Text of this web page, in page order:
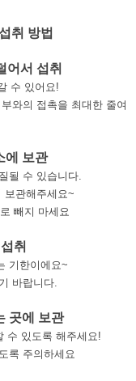
취 방법
어서 섭취
수 있어요!
와의 접촉을 최대한 줄여
에 보관
될 수 있습니다.
보관해주세요~
빼지 마세요
취
기한이에요~
바랍니다.
곳에 보관
수 있도록 해주세요!
록 주의하세요